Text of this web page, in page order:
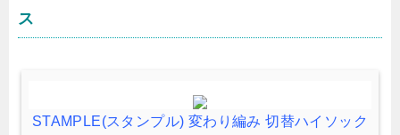
ス
STAMPLE(スタンプル) 変わり編み 切替ハイソック